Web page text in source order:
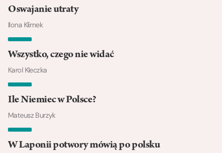
Oswajanie utraty
Ilona Klimek
Wszystko, czego nie widać
Karol Kleczka
Ile Niemiec w Polsce?
Mateusz Burzyk
W Laponii potwory mówią po polsku